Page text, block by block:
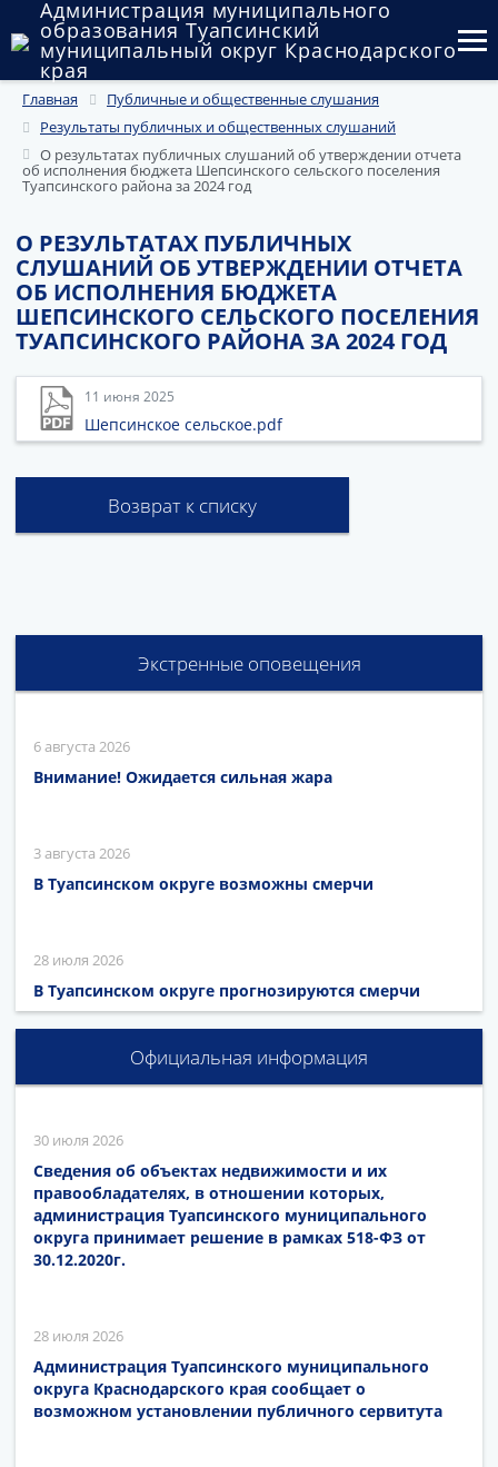
Администрация муниципального
образования Туапсинский
муниципальный округ Краснодарского
края
Округ
Администрация
Муниципальные закупки
Государственный и муниципальный контроль
Муниципальное имущество
Публичные слушания и общественные обсуждения
Документы
Главная
Публичные и общественные слушания
Результаты публичных и общественных слушаний
О результатах публичных слушаний об утверждении отчета
об исполнения бюджета Шепсинского сельского поселения
Туапсинского района за 2024 год
О РЕЗУЛЬТАТАХ ПУБЛИЧНЫХ
СЛУШАНИЙ ОБ УТВЕРЖДЕНИИ ОТЧЕТА
ОБ ИСПОЛНЕНИЯ БЮДЖЕТА
ШЕПСИНСКОГО СЕЛЬСКОГО ПОСЕЛЕНИЯ
ТУАПСИНСКОГО РАЙОНА ЗА 2024 ГОД
11 июня 2025
Шепсинское сельское.pdf
Возврат к списку
Экстренные оповещения
6 августа 2026
Внимание! Ожидается сильная жара
3 августа 2026
В Туапсинском округе возможны смерчи
28 июля 2026
В Туапсинском округе прогнозируются смерчи
Официальная информация
30 июля 2026
Сведения об объектах недвижимости и их
правообладателях, в отношении которых,
администрация Туапсинского муниципального
округа принимает решение в рамках 518-ФЗ от
30.12.2020г.
28 июля 2026
Администрация Туапсинского муниципального
округа Краснодарского края сообщает о
возможном установлении публичного сервитута